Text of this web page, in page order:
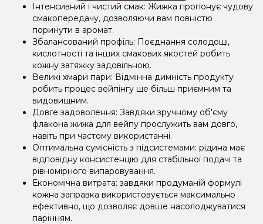
Інтенсивний і чистий смак: Жижка пропонує чудову
смакопередачу, дозволяючи вам повністю
поринути в аромат.
Збалансований профіль: Поєднання солодощі,
кислотності та інших смакових якостей робить
кожну затяжку задовільною.
Великі хмари пари: Відмінна димність продукту
робить процес вейпінгу ще більш приємним та
видовищним.
Довге задоволення: Завдяки зручному об'єму
флакона жижа для вейпу прослужить вам довго,
навіть при частому використанні.
Оптимальна сумісність з підсистемами: рідина має
відповідну консистенцію для стабільної подачі та
рівномірного випаровування.
Економічна витрата: завдяки продуманій формулі
кожна заправка використовується максимально
ефективно, що дозволяє довше насолоджуватися
парінням.